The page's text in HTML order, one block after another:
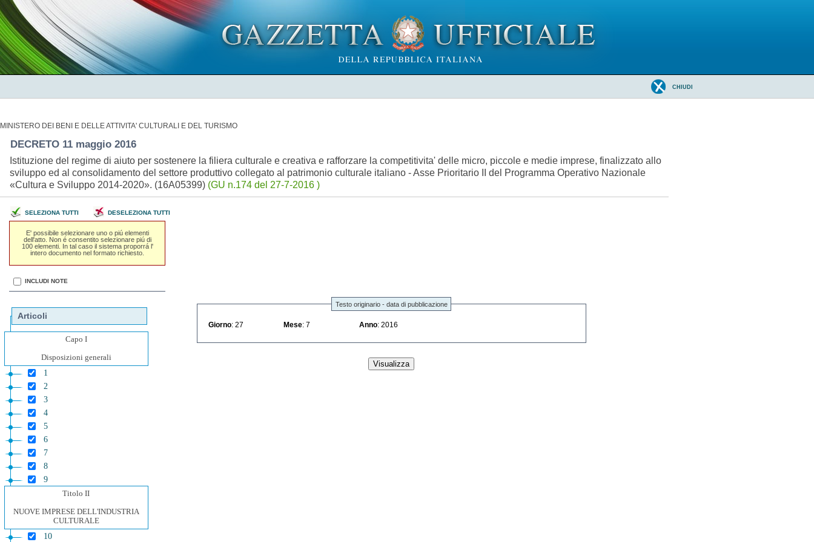
CHIUDI
MINISTERO DEI BENI E DELLE ATTIVITA' CULTURALI E DEL TURISMO
DECRETO 11 maggio 2016
Istituzione del regime di aiuto per sostenere la filiera culturale e creativa e rafforzare la competitivita' delle micro, piccole e medie imprese, finalizzato allo
sviluppo ed al consolidamento del settore produttivo collegato al patrimonio culturale italiano - Asse Prioritario II del Programma Operativo Nazionale
«Cultura e Sviluppo 2014-2020». (16A05399) (GU n.174 del 27-7-2016 )
SELEZIONA TUTTI DESELEZIONA TUTTI
E' possibile selezionare uno o piú elementi
dell'atto. Non é consentito selezionare piú di
100 elementi. In tal caso il sistema proporrá l'
intero documento nel formato richiesto.
INCLUDI NOTE
Articoli
Capo I
Disposizioni generali
1
2
3
4
5
6
7
8
9
Titolo II
NUOVE IMPRESE DELL'INDUSTRIA
CULTURALE
10
Testo originario - data di pubblicazione
Giorno : 27 Mese : 7 Anno : 2016